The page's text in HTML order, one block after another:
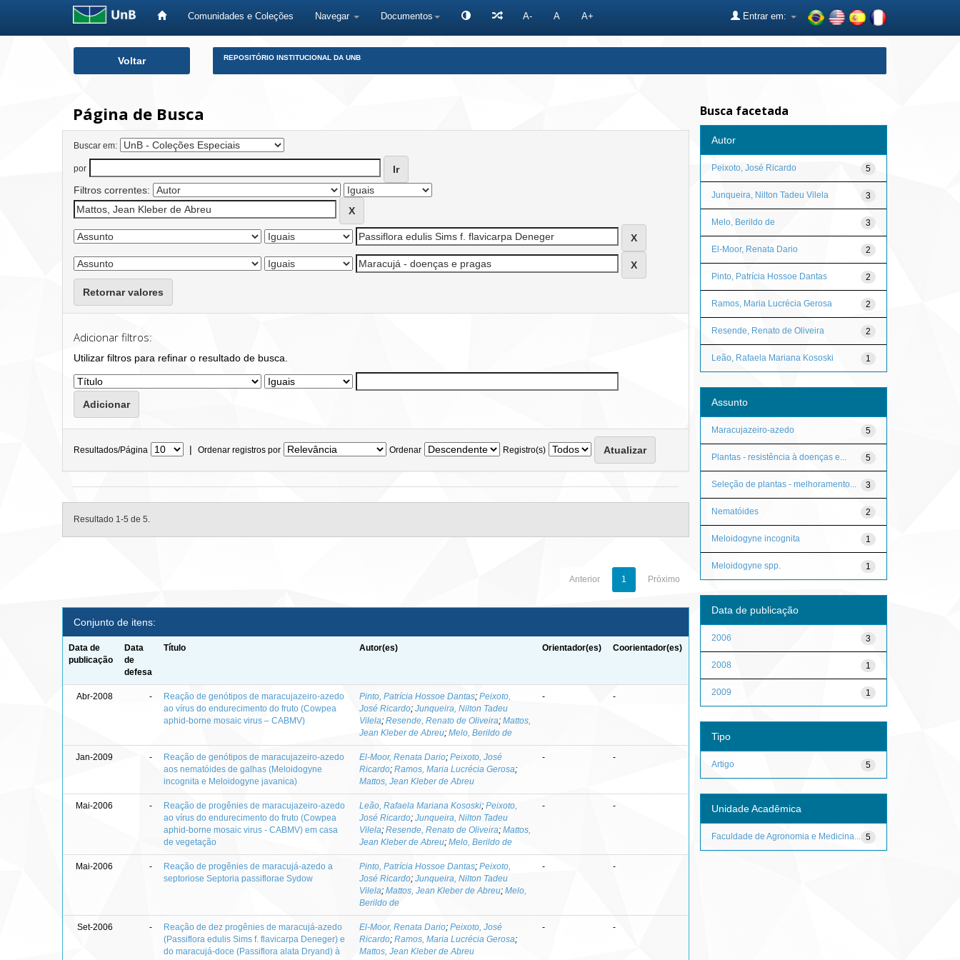
Comunidades e Coleções Navegar Documentos A- A A+ Entrar em:
Voltar REPOSITÓRIO INSTITUCIONAL DA UNB
Página de Busca
Buscar em:
por
Filtros correntes:
Retornar valores
Adicionar filtros:
Utilizar filtros para refinar o resultado de busca.
Resultados/Página | Ordenar registros por Ordenar Registro(s)
Resultado 1-5 de 5.
Anterior 1 Próximo
Conjunto de itens:
Data de
publicação
Data
de
defesa
Título Autor(es) Orientador(es) Coorientador(es)
Abr-2008 -
Reação de genótipos de maracujazeiro-azedo
ao vírus do endurecimento do fruto (Cowpea
aphid-borne mosaic virus – CABMV)
Pinto, Patrícia Hossoe Dantas;Peixoto,
José Ricardo;Junqueira, Nilton Tadeu
Vilela;Resende, Renato de Oliveira;Mattos,
Jean Kleber de Abreu;Melo, Berildo de
- -
Jan-2009 -
Reação de genótipos de maracujazeiro-azedo
aos nematóides de galhas (Meloidogyne
incognita e Meloidogyne javanica)
El-Moor, Renata Dario;Peixoto, José
Ricardo;Ramos, Maria Lucrécia Gerosa;
Mattos, Jean Kleber de Abreu
- -
Mai-2006 -
Reação de progênies de maracujazeiro-azedo
ao vírus do endurecimento do fruto (Cowpea
aphid-borne mosaic virus - CABMV) em casa
de vegetação
Leão, Rafaela Mariana Kososki;Peixoto,
José Ricardo;Junqueira, Nilton Tadeu
Vilela;Resende, Renato de Oliveira;Mattos,
Jean Kleber de Abreu;Melo, Berildo de
- -
Mai-2006 -
Reação de progênies de maracujá-azedo a
septoriose Septoria passiflorae Sydow
Pinto, Patrícia Hossoe Dantas;Peixoto,
José Ricardo;Junqueira, Nilton Tadeu
Vilela;Mattos, Jean Kleber de Abreu;Melo,
Berildo de
- -
Set-2006 -
Reação de dez progênies de maracujá-azedo
(Passiflora edulis Sims f. flavicarpa Deneger) e
do maracujá-doce (Passiflora alata Dryand) à
El-Moor, Renata Dario;Peixoto, José
Ricardo;Ramos, Maria Lucrécia Gerosa;
Mattos, Jean Kleber de Abreu
- -
Busca facetada
Autor
5
Peixoto, José Ricardo
3
Junqueira, Nilton Tadeu Vilela
3
Melo, Berildo de
2
El-Moor, Renata Dario
2
Pinto, Patrícia Hossoe Dantas
2
Ramos, Maria Lucrécia Gerosa
2
Resende, Renato de Oliveira
1
Leão, Rafaela Mariana Kososki
Assunto
5
Maracujazeiro-azedo
5
Plantas - resistência à doenças e...
3
Seleção de plantas - melhoramento...
2
Nematóides
1
Meloidogyne incognita
1
Meloidogyne spp.
Data de publicação
3
2006
1
2008
1
2009
Tipo
5
Artigo
Unidade Acadêmica
5
Faculdade de Agronomia e Medicina...